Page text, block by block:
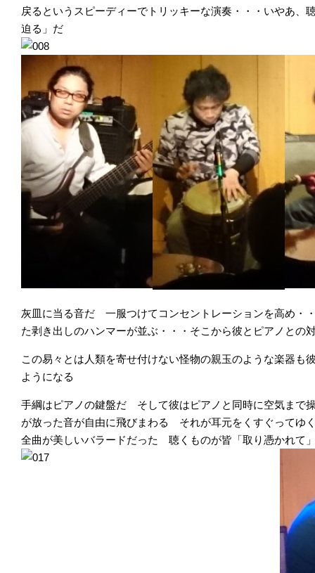
戻るというスピーディーでトリッキーな演奏・・・いやあ
迫る」だ
灰皿に当る音だ 一服つけてコンセントレーションを高め・
た剥き出しのハンマーが並ぶ・・・そこから彼とピアノとの
この易々とは人類を寄せ付けない怪物の親玉のような楽器も
ようになる
手綱はピアノの鍵盤だ そして彼はピアノと同時に空気まで
が放った音が自由に飛びまわる それが耳元をくすぐって
全曲が美しいバラードだった 聴くものが皆「取り憑かれて